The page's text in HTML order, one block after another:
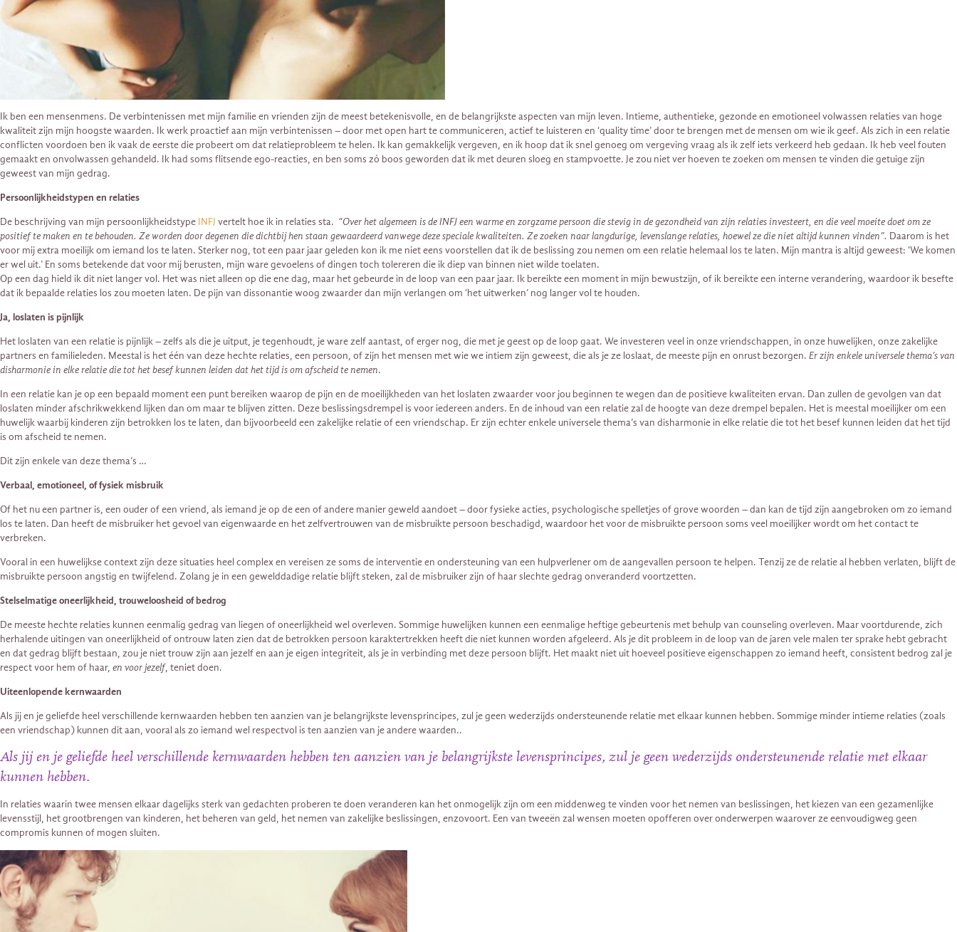
Ik ben een mensenmens. De verbintenissen met mijn familie en vrienden zijn de meest betekenisvolle, en de belangrijkste aspecten van mijn leven. Intieme, authentieke, gezonde en emotioneel volwassen relaties van hoge
kwaliteit zijn mijn hoogste waarden. Ik werk proactief aan mijn verbintenissen – door met open hart te communiceren, actief te luisteren en ‘quality time’ door te brengen met de mensen om wie ik geef. Als zich in een relatie
conflicten voordoen ben ik vaak de eerste die probeert om dat relatieprobleem te helen. Ik kan gemakkelijk vergeven, en ik hoop dat ik snel genoeg om vergeving vraag als ik zelf iets verkeerd heb gedaan. Ik heb veel fouten
gemaakt en onvolwassen gehandeld. Ik had soms flitsende ego-reacties, en ben soms zó boos geworden dat ik met deuren sloeg en stampvoette. Je zou niet ver hoeven te zoeken om mensen te vinden die getuige zijn
geweest van mijn gedrag.
Persoonlijkheidstypen en relaties
De beschrijving van mijn persoonlijkheidstype INFJ vertelt hoe ik in relaties sta. “Over het algemeen is de INFJ een warme en zorgzame persoon die stevig in de gezondheid van zijn relaties investeert, en die veel moeite doet om ze
positief te maken en te behouden. Ze worden door degenen die dichtbij hen staan gewaardeerd vanwege deze speciale kwaliteiten. Ze zoeken naar langdurige, levenslange relaties, hoewel ze die niet altijd kunnen vinden”. Daarom is het
voor mij extra moeilijk om iemand los te laten. Sterker nog, tot een paar jaar geleden kon ik me niet eens voorstellen dat ik de beslissing zou nemen om een ​​relatie helemaal los te laten. Mijn mantra is altijd geweest: ‘We komen
er wel uit.’ En soms betekende dat voor mij berusten, mijn ware gevoelens of dingen toch tolereren die ik diep van binnen niet wilde toelaten.
Op een dag hield ik dit niet langer vol. Het was niet alleen op die ene dag, maar het gebeurde in de loop van een paar jaar. Ik bereikte een moment in mijn bewustzijn, of ik bereikte een interne verandering, waardoor ik besefte
dat ik bepaalde relaties los zou moeten laten. De pijn van dissonantie woog zwaarder dan mijn verlangen om ‘het uitwerken’ nog langer vol te houden.
Ja, loslaten is pijnlijk
Het loslaten van een relatie is pijnlijk – zelfs als die je uitput, je tegenhoudt, je ware zelf aantast, of erger nog, die met je geest op de loop gaat. We investeren veel in onze vriendschappen, in onze huwelijken, onze zakelijke
partners en familieleden. Meestal is het één van deze hechte relaties, een persoon, of zijn het mensen met wie we intiem zijn geweest, die als je ze loslaat, de meeste pijn en onrust bezorgen. Er zijn enkele universele thema’s van
disharmonie in elke relatie die tot het besef kunnen leiden dat het tijd is om afscheid te nemen.
In een relatie kan je op een bepaald moment een punt bereiken waarop de pijn en de moeilijkheden van het loslaten zwaarder voor jou beginnen te wegen dan de positieve kwaliteiten ervan. Dan zullen de gevolgen van dat
loslaten minder afschrikwekkend lijken dan om maar te blijven zitten. Deze beslissingsdrempel is voor iedereen anders. En de inhoud van een relatie zal de hoogte van deze drempel bepalen. Het is meestal moeilijker om een ​​
huwelijk waarbij kinderen zijn betrokken los te laten, dan bijvoorbeeld een zakelijke relatie of een vriendschap. Er zijn echter enkele universele thema’s van disharmonie in elke relatie die tot het besef kunnen leiden dat het tijd
is om afscheid te nemen.
Dit zijn enkele van deze thema’s …
Verbaal, emotioneel, of fysiek misbruik
Of het nu een partner is, een ouder of een vriend, als iemand je op de een of andere manier geweld aandoet – door fysieke acties, psychologische spelletjes of grove woorden – dan kan de tijd zijn aangebroken om zo iemand
los te laten. Dan heeft de misbruiker het gevoel van eigenwaarde en het zelfvertrouwen van de misbruikte persoon beschadigd, waardoor het voor de misbruikte persoon soms veel moeilijker wordt om het contact te
verbreken.
Vooral in een huwelijkse context zijn deze situaties heel complex en vereisen ze soms de interventie en ondersteuning van een hulpverlener om de aangevallen persoon te helpen. Tenzij ze de relatie al hebben verlaten, blijft de
misbruikte persoon angstig en twijfelend. Zolang je in een gewelddadige relatie blijft steken, zal de misbruiker zijn of haar slechte gedrag onveranderd voortzetten.
Stelselmatige oneerlijkheid, trouweloosheid of bedrog
De meeste hechte relaties kunnen eenmalig gedrag van liegen of oneerlijkheid wel overleven. Sommige huwelijken kunnen een eenmalige heftige gebeurtenis met behulp van counseling overleven. Maar voortdurende, zich
herhalende uitingen van oneerlijkheid of ontrouw laten zien dat de betrokken persoon karaktertrekken heeft die niet kunnen worden afgeleerd. Als je dit probleem in de loop van de jaren vele malen ter sprake hebt gebracht
en dat gedrag blijft bestaan, zou je niet trouw zijn aan jezelf en aan je eigen integriteit, als je in verbinding met deze persoon blijft. Het maakt niet uit hoeveel positieve eigenschappen zo iemand heeft, consistent bedrog zal je
respect voor hem of haar, en voor jezelf, teniet doen.
Uiteenlopende kernwaarden
Als jij en je geliefde heel verschillende kernwaarden hebben ten aanzien van je belangrijkste levensprincipes, zul je geen wederzijds ondersteunende relatie met elkaar kunnen hebben. Sommige minder intieme relaties (zoals
een vriendschap) kunnen dit aan, vooral als zo iemand wel respectvol is ten aanzien van je andere waarden..
Als jij en je geliefde heel verschillende kernwaarden hebben ten aanzien van je belangrijkste levensprincipes, zul je geen wederzijds ondersteunende relatie met elkaar
kunnen hebben.
In relaties waarin twee mensen elkaar dagelijks sterk van gedachten proberen te doen veranderen kan het onmogelijk zijn om een ​​middenweg te vinden voor het nemen van beslissingen, het kiezen van een gezamenlijke
levensstijl, het grootbrengen van kinderen, het beheren van geld, het nemen van zakelijke beslissingen, enzovoort. Een van tweeën zal wensen moeten opofferen over onderwerpen waarover ze eenvoudigweg geen
compromis kunnen of mogen sluiten.